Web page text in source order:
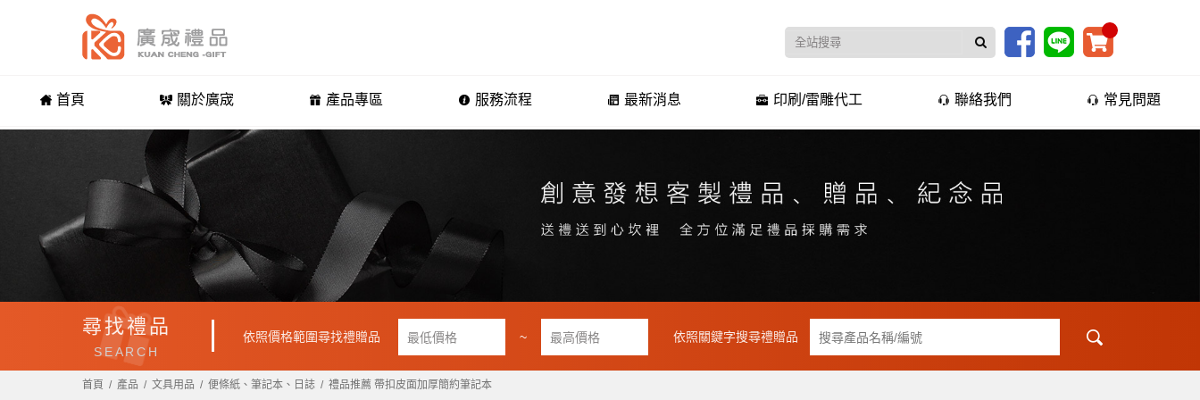
首頁 關於廣宬 產品專區 服務流程 最新消息 印刷/雷雕代工 聯絡我們 常見問題
尋找禮品
SEARCH
依照價格範圍尋找禮贈品 ~ 依照關鍵字搜尋禮贈品
首頁 產品 文具用品 便條紙、筆記本、日誌 禮品推薦 帶扣皮面加厚簡約筆記本